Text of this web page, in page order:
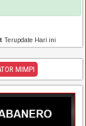
Terupdate Hari ini
MIMPI